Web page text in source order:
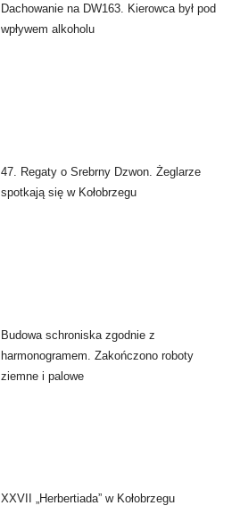
Dachowanie na DW163. Kierowca był pod
wpływem alkoholu
47. Regaty o Srebrny Dzwon. Żeglarze
spotkają się w Kołobrzegu
Budowa schroniska zgodnie z
harmonogramem. Zakończono roboty
ziemne i palowe
XXVII „Herbertiada” w Kołobrzegu